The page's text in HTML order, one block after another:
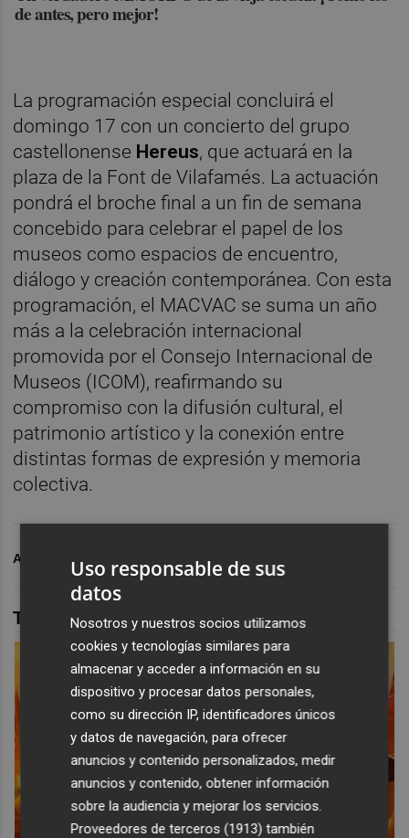
de antes, pero mejor!
La programación especial concluirá el
domingo 17 con un concierto del grupo
castellonense Hereus, que actuará en la
plaza de la Font de Vilafamés. La actuación
pondrá el broche final a un fin de semana
concebido para celebrar el papel de los
museos como espacios de encuentro,
diálogo y creación contemporánea. Con esta
programación, el MACVAC se suma un año
más a la celebración internacional
promovida por el Consejo Internacional de
Museos (ICOM), reafirmando su
compromiso con la difusión cultural, el
patrimonio artístico y la conexión entre
distintas formas de expresión y memoria
colectiva.
ARCHIVADO EN
TAMBIÉN TE PUEDE INTERESAR
Uso responsable de sus
datos
Nosotros y nuestros socios utilizamos
cookies y tecnologías similares para
almacenar y acceder a información en su
dispositivo y procesar datos personales,
como su dirección IP, identificadores únicos
y datos de navegación, para ofrecer
anuncios y contenido personalizados, medir
anuncios y contenido, obtener información
sobre la audiencia y mejorar los servicios.
Proveedores de terceros (1913) también